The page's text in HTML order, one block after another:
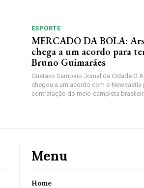
ESPORTE
MERCADO DA BOLA:
chega a um acordo para
Bruno Guimarães
Gustavo Sampaio Jornal da Cidade O
chegou a um acordo com o Newcastle
contratação do meio-campista
Menu
Home